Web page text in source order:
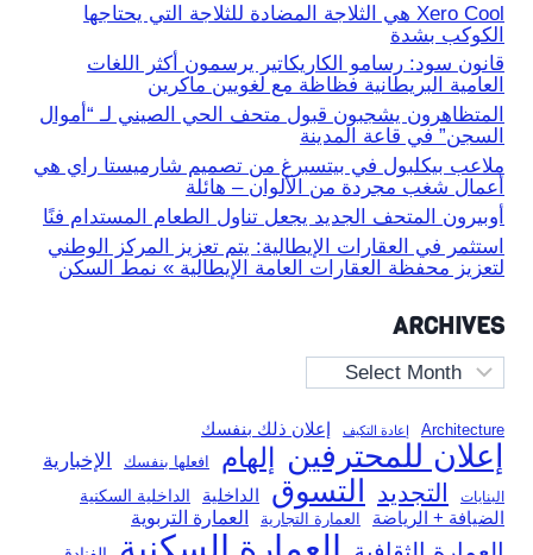
Xero Cool هي الثلاجة المضادة للثلاجة التي يحتاجها
الكوكب بشدة
قانون سود: رسامو الكاريكاتير يرسمون أكثر اللغات
العامية البريطانية فظاظة مع لغويين ماكرين
المتظاهرون يشجبون قبول متحف الحي الصيني لـ “أموال
السجن” في قاعة المدينة
ملاعب بيكلبول في بيتسبرغ من تصميم شارميستا راي هي
أعمال شغب مجردة من الألوان – هائلة
أوبيرون المتحف الجديد يجعل تناول الطعام المستدام فنًا
استثمر في العقارات الإيطالية: يتم تعزيز المركز الوطني
لتعزيز محفظة العقارات العامة الإيطالية » نمط السكن
ARCHIVES
Archives
Architecture إعادة التكيف إعلان ذلك بنفسك
إعلان للمحترفين إلهام افعلها بنفسك الإخبارية
البنايات التجديد التسوق الداخلية الداخلية السكنية
الضيافة + الرياضة العمارة التجارية العمارة التربوية